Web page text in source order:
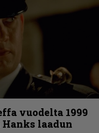
vuodelta 1999
Hanks laadun